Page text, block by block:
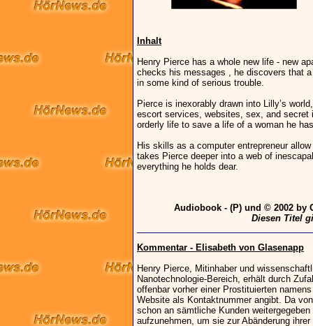
Inhalt
Henry Pierce has a whole new life - new
checks his messages , he discovers that
in some kind of serious trouble.
Pierce is inexorably drawn into Lilly’s
escort services, websites, sex, and secret
orderly life to save a life of a woman he
His skills as a computer entrepreneur
takes Pierce deeper into a web of
everything he holds dear.
Audiobook - (P) und © 2002 by
Diesen Titel
Kommentar - Elisabeth von Glasenapp
Henry Pierce, Mitinhaber und
Nanotechnologie-Bereich, erhält durch
offenbar vorher einer Prostituierten
Website als Kontaktnummer angibt. Da
schon an sämtliche Kunden
aufzunehmen, um sie zur Abänderung